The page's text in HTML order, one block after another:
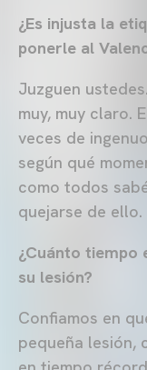
¿Es injusta la
ponerle al
Juzguen
muy, muy claro.
veces de
según qué
como todos
quejarse de ello.
¿Cuánto tiempo
su lesión?
Confiamos en
pequeña lesión,